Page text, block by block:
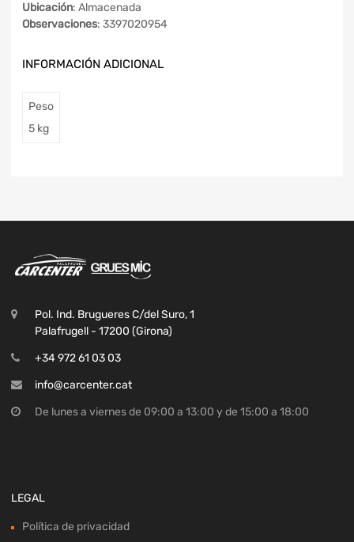
Ubicación: Almacenada
Observaciones: 3397020954
INFORMACIÓN ADICIONAL
Peso
5 kg
Pol. Ind. Brugueres C/del Suro, 1
Palafrugell - 17200 (Girona)
+34 972 61 03 03
info@carcenter.cat
De lunes a viernes de 09:00 a 13:00 y de 15:00 a 18:00
LEGAL
Política de privacidad